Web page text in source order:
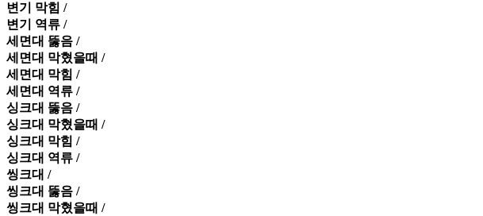
변기 막힘 /
변기 역류 /
세면대 뚫음 /
세면대 막혔을때 /
세면대 막힘 /
세면대 역류 /
싱크대 뚫음 /
싱크대 막혔을때 /
싱크대 막힘 /
싱크대 역류 /
씽크대 /
씽크대 뚫음 /
씽크대 막혔을때 /